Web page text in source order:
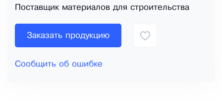
Поставщик материалов для строительства
Заказать продукцию
Сообщить об ошибке